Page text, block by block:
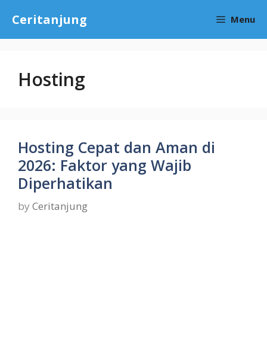
content
Ceritanjung Menu
Hosting
Hosting Cepat dan Aman di
2026: Faktor yang Wajib
Diperhatikan
by Ceritanjung